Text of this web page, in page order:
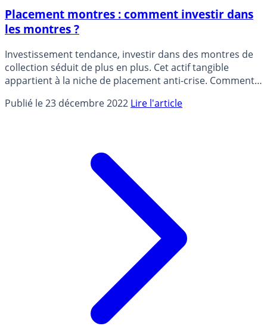
Placement montres : comment investir dans
les montres ?
Investissement tendance, investir dans des montres de
collection séduit de plus en plus. Cet actif tangible
appartient à la niche de placement anti-crise. Comment
Publié le 23 décembre 2022 Lire l'article